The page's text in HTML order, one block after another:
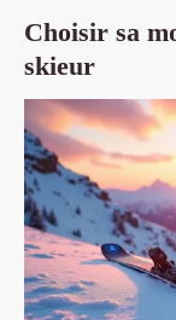
Choisir sa
skieur